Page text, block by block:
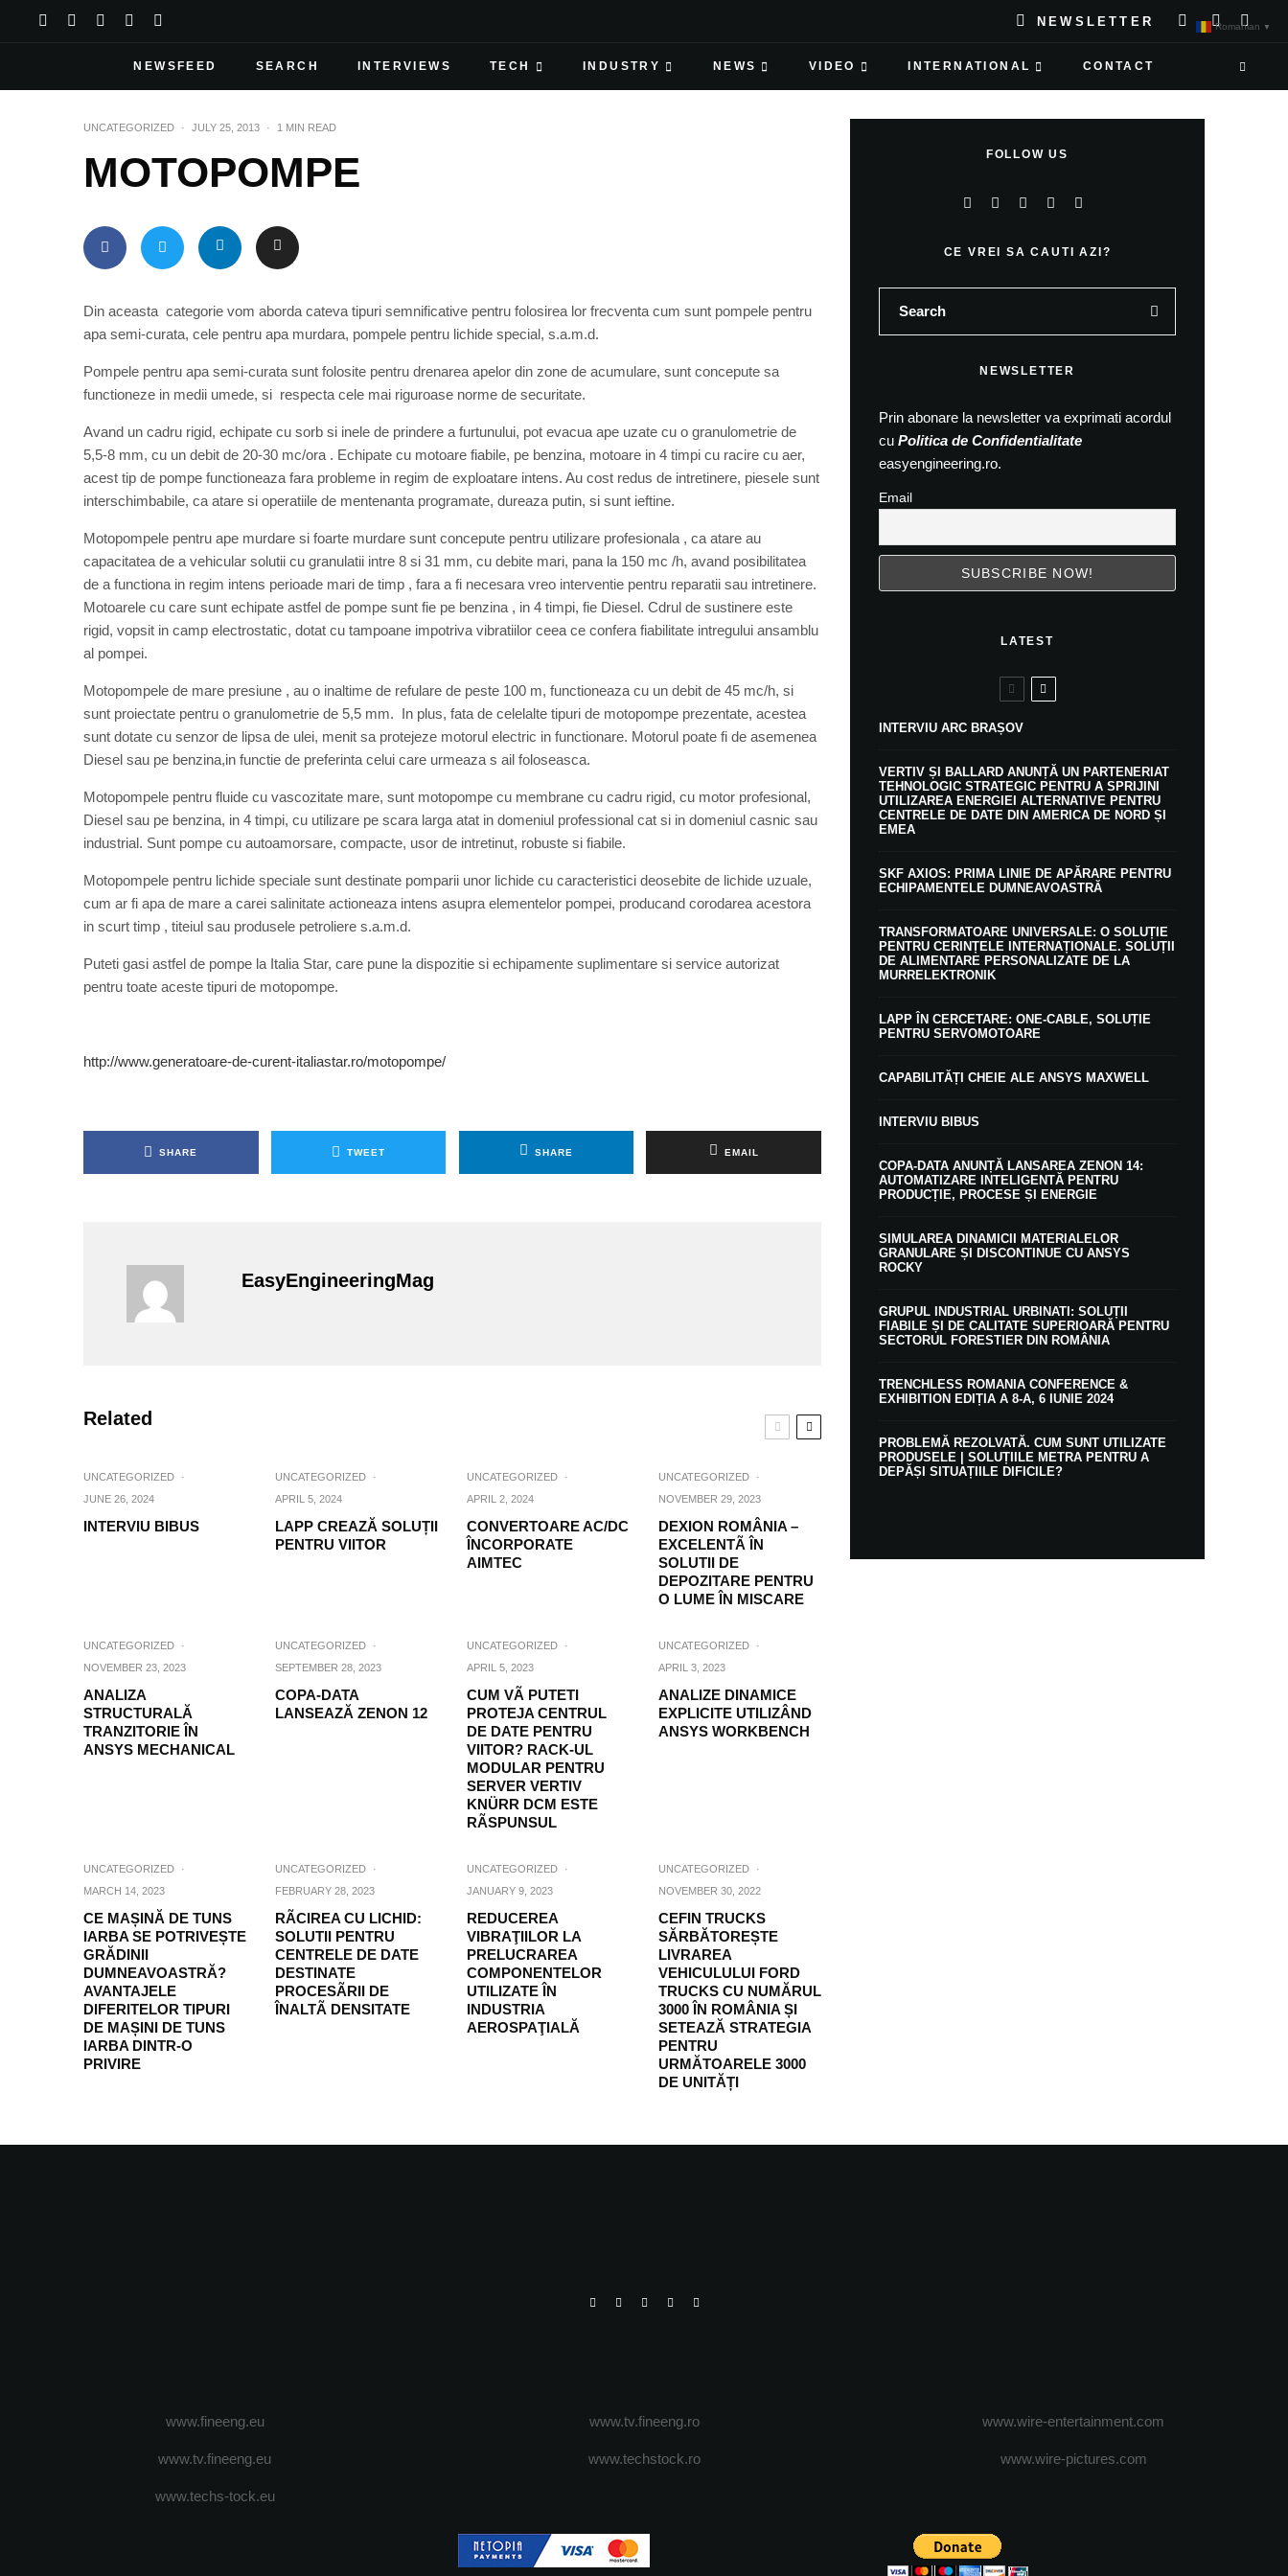
NEWSLETTER
NEWSFEED SEARCH INTERVIEWS TECH INDUSTRY NEWS VIDEO INTERNATIONAL CONTACT
UNCATEGORIZED · JULY 25, 2013 · 1 MIN READ
MOTOPOMPE
Din aceasta categorie vom aborda cateva tipuri semnificative pentru folosirea lor frecventa cum sunt pompele pentru
apa semi-curata, cele pentru apa murdara, pompele pentru lichide special, s.a.m.d.
Pompele pentru apa semi-curata sunt folosite pentru drenarea apelor din zone de acumulare, sunt concepute sa
functioneze in medii umede, si respecta cele mai riguroase norme de securitate.
Avand un cadru rigid, echipate cu sorb si inele de prindere a furtunului, pot evacua ape uzate cu o granulometrie de
5,5-8 mm, cu un debit de 20-30 mc/ora . Echipate cu motoare fiabile, pe benzina, motoare in 4 timpi cu racire cu aer,
acest tip de pompe functioneaza fara probleme in regim de exploatare intens. Au cost redus de intretinere, piesele sunt
interschimbabile, ca atare si operatiile de mentenanta programate, dureaza putin, si sunt ieftine.
Motopompele pentru ape murdare si foarte murdare sunt concepute pentru utilizare profesionala , ca atare au
capacitatea de a vehicular solutii cu granulatii intre 8 si 31 mm, cu debite mari, pana la 150 mc /h, avand posibilitatea
de a functiona in regim intens perioade mari de timp , fara a fi necesara vreo interventie pentru reparatii sau intretinere.
Motoarele cu care sunt echipate astfel de pompe sunt fie pe benzina , in 4 timpi, fie Diesel. Cdrul de sustinere este
rigid, vopsit in camp electrostatic, dotat cu tampoane impotriva vibratiilor ceea ce confera fiabilitate intregului ansamblu
al pompei.
Motopompele de mare presiune , au o inaltime de refulare de peste 100 m, functioneaza cu un debit de 45 mc/h, si
sunt proiectate pentru o granulometrie de 5,5 mm. In plus, fata de celelalte tipuri de motopompe prezentate, acestea
sunt dotate cu senzor de lipsa de ulei, menit sa protejeze motorul electric in functionare. Motorul poate fi de asemenea
Diesel sau pe benzina,in functie de preferinta celui care urmeaza s ail foloseasca.
Motopompele pentru fluide cu vascozitate mare, sunt motopompe cu membrane cu cadru rigid, cu motor profesional,
Diesel sau pe benzina, in 4 timpi, cu utilizare pe scara larga atat in domeniul professional cat si in domeniul casnic sau
industrial. Sunt pompe cu autoamorsare, compacte, usor de intretinut, robuste si fiabile.
Motopompele pentru lichide speciale sunt destinate pomparii unor lichide cu caracteristici deosebite de lichide uzuale,
cum ar fi apa de mare a carei salinitate actioneaza intens asupra elementelor pompei, producand corodarea acestora
in scurt timp , titeiul sau produsele petroliere s.a.m.d.
Puteti gasi astfel de pompe la Italia Star, care pune la dispozitie si echipamente suplimentare si service autorizat
pentru toate aceste tipuri de motopompe.
http://www.generatoare-de-curent-italiastar.ro/motopompe/
SHARE TWEET SHARE EMAIL
EasyEngineeringMag
Related
UNCATEGORIZED
·
JUNE 26, 2024
INTERVIU BIBUS
UNCATEGORIZED
·
APRIL 5, 2024
LAPP CREAZĂ SOLUȚII
PENTRU VIITOR
UNCATEGORIZED
·
APRIL 2, 2024
CONVERTOARE AC/DC
ÎNCORPORATE
AIMTEC
UNCATEGORIZED
·
NOVEMBER 29, 2023
DEXION ROMÂNIA –
EXCELENTÃ ÎN
SOLUTII DE
DEPOZITARE PENTRU
O LUME ÎN MISCARE
UNCATEGORIZED
·
NOVEMBER 23, 2023
ANALIZA
STRUCTURALĂ
TRANZITORIE ÎN
ANSYS MECHANICAL
UNCATEGORIZED
·
SEPTEMBER 28, 2023
COPA-DATA
LANSEAZĂ ZENON 12
UNCATEGORIZED
·
APRIL 5, 2023
CUM VÃ PUTETI
PROTEJA CENTRUL
DE DATE PENTRU
VIITOR? RACK-UL
MODULAR PENTRU
SERVER VERTIV
KNÜRR DCM ESTE
RÃSPUNSUL
UNCATEGORIZED
·
APRIL 3, 2023
ANALIZE DINAMICE
EXPLICITE UTILIZÂND
ANSYS WORKBENCH
UNCATEGORIZED
·
MARCH 14, 2023
CE MAȘINĂ DE TUNS
IARBA SE POTRIVEȘTE
GRĂDINII
DUMNEAVOASTRĂ?
AVANTAJELE
DIFERITELOR TIPURI
DE MAȘINI DE TUNS
IARBA DINTR-O
PRIVIRE
UNCATEGORIZED
·
FEBRUARY 28, 2023
RÃCIREA CU LICHID:
SOLUTII PENTRU
CENTRELE DE DATE
DESTINATE
PROCESÃRII DE
ÎNALTÃ DENSITATE
UNCATEGORIZED
·
JANUARY 9, 2023
REDUCEREA
VIBRAŢIILOR LA
PRELUCRAREA
COMPONENTELOR
UTILIZATE ÎN
INDUSTRIA
AEROSPAŢIALĂ
UNCATEGORIZED
·
NOVEMBER 30, 2022
CEFIN TRUCKS
SĂRBĂTOREȘTE
LIVRAREA
VEHICULULUI FORD
TRUCKS CU NUMĂRUL
3000 ÎN ROMÂNIA ȘI
SETEAZĂ STRATEGIA
PENTRU
URMĂTOARELE 3000
DE UNITĂȚI
FOLLOW US
CE VREI SA CAUTI AZI?
NEWSLETTER
Prin abonare la newsletter va exprimati acordul
cu Politica de Confidentialitate
easyengineering.ro.
Email
LATEST
INTERVIU ARC BRAȘOV
VERTIV ȘI BALLARD ANUNȚĂ UN PARTENERIAT
TEHNOLOGIC STRATEGIC PENTRU A SPRIJINI
UTILIZAREA ENERGIEI ALTERNATIVE PENTRU
CENTRELE DE DATE DIN AMERICA DE NORD ȘI
EMEA
SKF AXIOS: PRIMA LINIE DE APĂRARE PENTRU
ECHIPAMENTELE DUMNEAVOASTRĂ
TRANSFORMATOARE UNIVERSALE: O SOLUȚIE
PENTRU CERINȚELE INTERNAȚIONALE. SOLUȚII
DE ALIMENTARE PERSONALIZATE DE LA
MURRELEKTRONIK
LAPP ÎN CERCETARE: ONE-CABLE, SOLUȚIE
PENTRU SERVOMOTOARE
CAPABILITĂȚI CHEIE ALE ANSYS MAXWELL
INTERVIU BIBUS
COPA-DATA ANUNȚĂ LANSAREA ZENON 14:
AUTOMATIZARE INTELIGENTĂ PENTRU
PRODUCȚIE, PROCESE ȘI ENERGIE
SIMULAREA DINAMICII MATERIALELOR
GRANULARE ȘI DISCONTINUE CU ANSYS
ROCKY
GRUPUL INDUSTRIAL URBINATI: SOLUȚII
FIABILE ȘI DE CALITATE SUPERIOARĂ PENTRU
SECTORUL FORESTIER DIN ROMÂNIA
TRENCHLESS ROMANIA CONFERENCE &
EXHIBITION EDIȚIA A 8-A, 6 IUNIE 2024
PROBLEMĂ REZOLVATĂ. CUM SUNT UTILIZATE
PRODUSELE | SOLUȚIILE METRA PENTRU A
DEPĂȘI SITUAȚIILE DIFICILE?
www.fineeng.eu
www.tv.fineeng.eu
www.techs-tock.eu
www.tv.fineeng.ro
www.techstock.ro
www.wire-entertainment.com
www.wire-pictures.com
Romanian ▼